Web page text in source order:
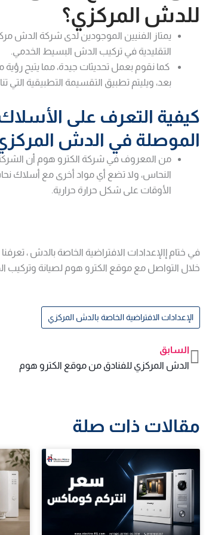
للدش المركزي؟
يمتاز الفنيين الموجودين لدى شركة الدش
التقليدية في تركيب الدش البسيط الخدمي.
كما نقوم بعمل تحديثات جيدة، مما يتيح
بعد، ويليتم تطبيق التقسيمة التطبيقية
كيفية التعرف على
الموصلة في الدش
من المعروف في شركة الكترو هوم أن
النحاس، ولا تضع أي مواد أخرى مع أسلاك
الأوقات على شكل حرارة حرارية.
في ختام إالإعدادات الافتراضية الخاصة بالدش ،
خلال التواصل مع موقع الكترو هوم لصيانة وتركيب
الإعدادات الافتراضية الخاصة بالدش المركزي
Prev
السابق
الدش المركزي للفنادق من موقع الكترو هوم
مقالات ذات صلة